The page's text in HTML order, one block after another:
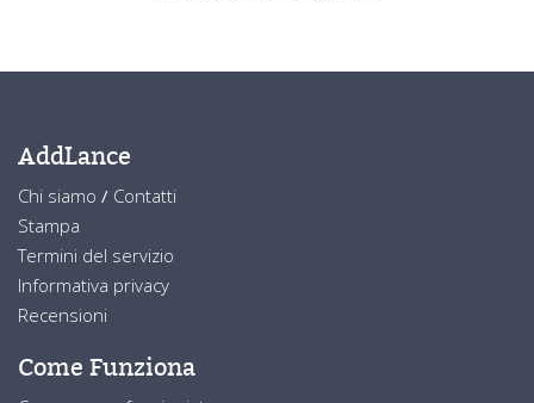
AddLance
Chi siamo / Contatti
Stampa
Termini del servizio
Informativa privacy
Recensioni
Come Funziona